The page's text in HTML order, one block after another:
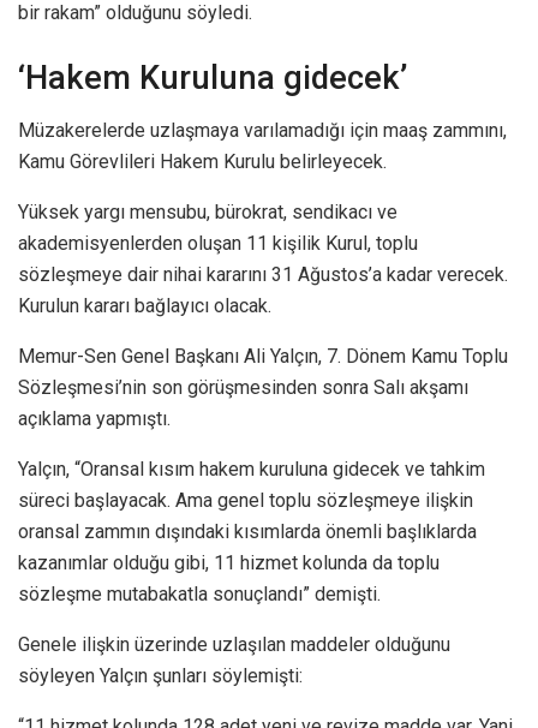
bir rakam” olduğunu söyledi.
‘Hakem Kuruluna gidecek’
Müzakerelerde uzlaşmaya varılamadığı için maaş zammını,
Kamu Görevlileri Hakem Kurulu belirleyecek.
Yüksek yargı mensubu, bürokrat, sendikacı ve
akademisyenlerden oluşan 11 kişilik Kurul, toplu
sözleşmeye dair nihai kararını 31 Ağustos’a kadar verecek.
Kurulun kararı bağlayıcı olacak.
Memur-Sen Genel Başkanı Ali Yalçın, 7. Dönem Kamu Toplu
Sözleşmesi’nin son görüşmesinden sonra Salı akşamı
açıklama yapmıştı.
Yalçın, “Oransal kısım hakem kuruluna gidecek ve tahkim
süreci başlayacak. Ama genel toplu sözleşmeye ilişkin
oransal zammın dışındaki kısımlarda önemli başlıklarda
kazanımlar olduğu gibi, 11 hizmet kolunda da toplu
sözleşme mutabakatla sonuçlandı” demişti.
Genele ilişkin üzerinde uzlaşılan maddeler olduğunu
söyleyen Yalçın şunları söylemişti: